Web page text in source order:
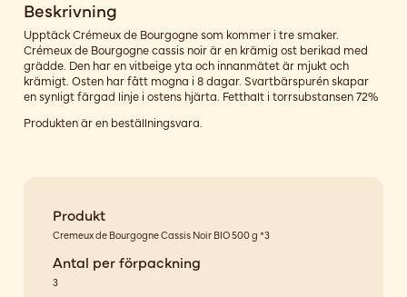
Beskrivning
Upptäck Crémeux de Bourgogne som kommer i tre smaker.
Crémeux de Bourgogne cassis noir är en krämig ost berikad med
grädde. Den har en vitbeige yta och innanmätet är mjukt och
krämigt. Osten har fått mogna i 8 dagar. Svartbärspurén skapar
en synligt färgad linje i ostens hjärta. Fetthalt i torrsubstansen 72%
Produkten är en beställningsvara.
Produkt
Cremeux de Bourgogne Cassis Noir BIO 500 g *3
Antal per förpackning
3